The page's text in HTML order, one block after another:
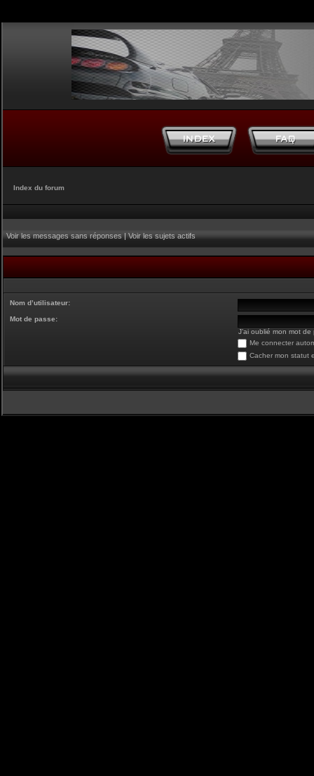
Index du forum
Voir les messages sans réponses|Voir les sujets actifs
Nom d’utilisateur:
Mot de passe:
J’ai oublié mon mot de
Me connecter
Cacher mon statut